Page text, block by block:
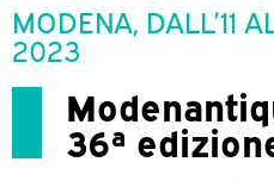
MODENA, DALL’11
2023
36ª